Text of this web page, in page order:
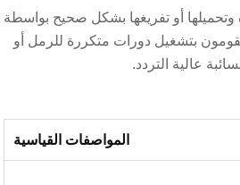
وتحميلها أو تفريغها بشكل صحيح بواسطة
بتشغيل دورات متكررة للرمل أو
عالية التردد.
المواصفات القياسية